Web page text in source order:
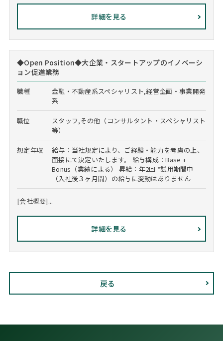
詳細を見る
◆Open Position◆大企業・スタートアップのイノベーシ
ョン促進業務
職種
金融・不動産系スペシャリスト,経営企画・事業開発
系
職位
スタッフ,その他（コンサルタント・スペシャリスト
等）
想定年収
給与：当社規定により、ご経験・能力を考慮の上、
面接にて決定いたします。 給与構成：Base +
Bonus（業績による） 昇給：年2回 *試用期間中
（入社後３ヶ月間）の給与に変動はありません
[会社概要]...
詳細を見る
戻る